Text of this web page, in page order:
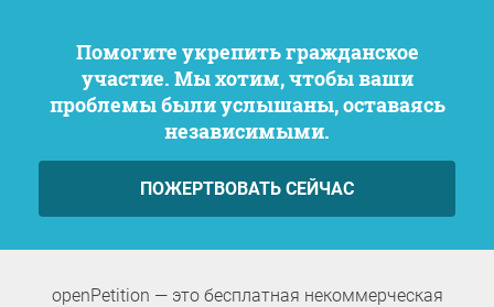
Помогите укрепить гражданское
участие. Мы хотим, чтобы ваши
проблемы были услышаны, оставаясь
независимыми.
ПОЖЕРТВОВАТЬ СЕЙЧАС
openPetition — это бесплатная некоммерческая